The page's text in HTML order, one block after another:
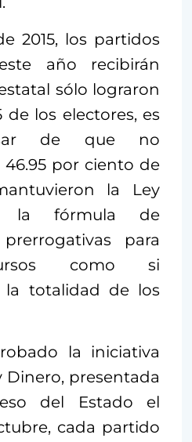
2015, los partidos
año recibirán
sólo lograron
de los electores, es
de que no
por ciento de
la Ley
la fórmula de
para
como si
la totalidad de los
la iniciativa
Dinero, presentada
del Estado el
cada partido